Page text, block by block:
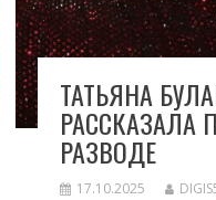
ТАТЬЯНА
РАЗВОДЕ
17.10.2025